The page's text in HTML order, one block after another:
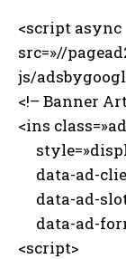
<script async
src=»//
js/
<!– Banner
<ins
data-ad-
data-ad-
data-ad-
<script>